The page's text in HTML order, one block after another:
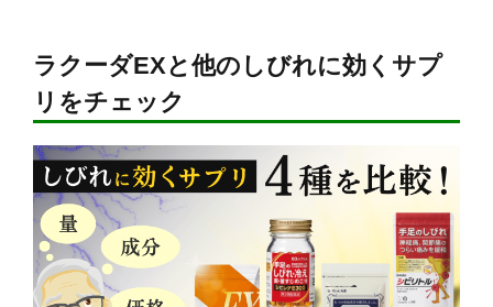
ラクーダEXと他のしびれに効くサプ
リをチェック